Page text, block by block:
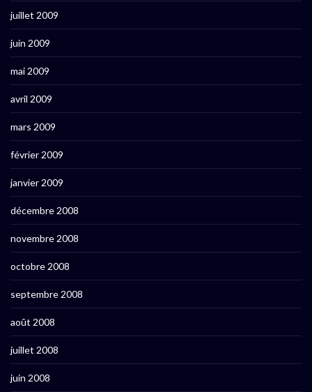
juillet 2009
juin 2009
mai 2009
avril 2009
mars 2009
février 2009
janvier 2009
décembre 2008
novembre 2008
octobre 2008
septembre 2008
août 2008
juillet 2008
juin 2008